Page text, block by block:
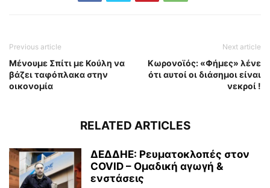
Previous article
Μένουμε Σπίτι με Κούλη να
βάζει ταφόπλακα στην
οικονομία
Next article
Κωρονοϊός: «Φήμες» λένε
ότι αυτοί οι διάσημοι είναι
νεκροί !
RELATED ARTICLES
ΔΕΔΔΗΕ: Ρευματοκλοπές στον
COVID – Ομαδική αγωγή &
ενστάσεις